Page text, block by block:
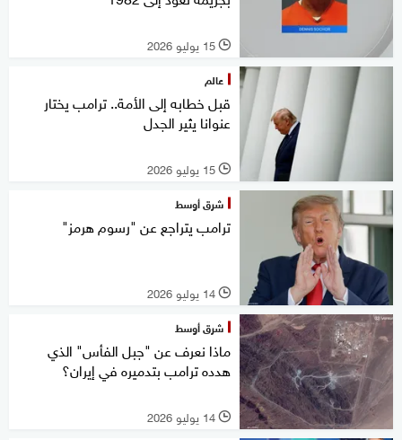
l 15 يوليو 2026
عالم
قبل خطابه إلى الأمة.. ترامب يختار
عنوانا يثير الجدل
l 15 يوليو 2026
شرق أوسط
ترامب يتراجع عن "رسوم هرمز"
l 14 يوليو 2026
شرق أوسط
ماذا نعرف عن "جبل الفأس" الذي
هدده ترامب بتدميره في إيران؟
l 14 يوليو 2026